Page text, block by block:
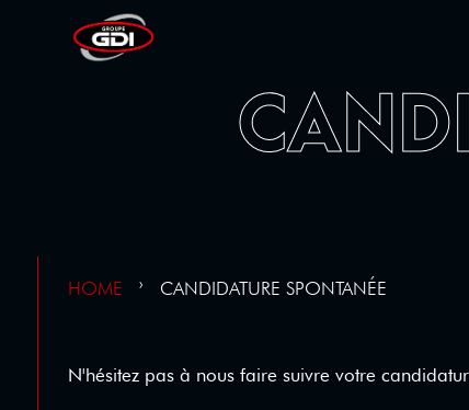
HOME › CANDIDATURE SPONTANÉE
N'hésitez pas à nous faire suivre votre